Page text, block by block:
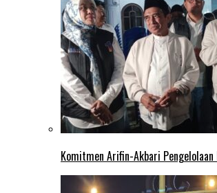
Komitmen Arifin-Akbari Pengelolaan